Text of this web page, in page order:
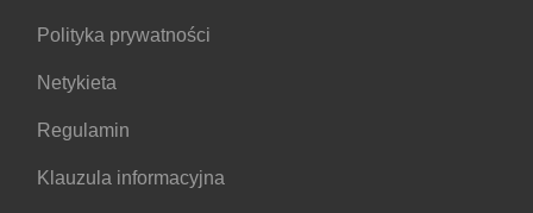
Polityka prywatności
Netykieta
Regulamin
Klauzula informacyjna